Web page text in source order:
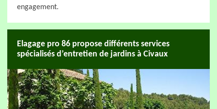
engagement.
Elagage pro 86 propose différents services
spécialisés d’entretien de jardins à Civaux